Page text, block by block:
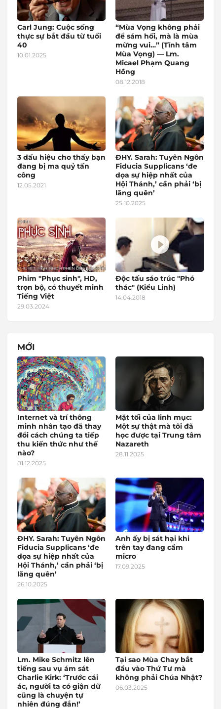
Carl Jung: Cuộc sống
thực sự bắt đầu từ tuổi
40
10.01.2025
“Mùa Vọng không phải
để sám hối, mà là mùa
mừng vui…” (Tĩnh tâm
Mùa Vọng) — Lm.
Micael Phạm Quang
Hồng
08.12.2018
3 dấu hiệu cho thấy bạn
đang bị ma quỷ tấn
công
12.05.2021
ĐHY. Sarah: Tuyên Ngôn
Fiducia Supplicans ‘đe
dọa sự hiệp nhất của
Hội Thánh,’ cần phải ‘bị
lãng quên’
25.10.2025
Phim "Phục sinh", HD,
trọn bộ, có thuyết minh
Tiếng Việt
29.03.2024
Độc tấu sáo trúc "Phó
thác" (Kiều Linh)
14.04.2018
MỚI
Internet và trí thông
minh nhân tạo đã thay
đổi cách chúng ta tiếp
thu kiến thức như thế
nào?
01.12.2025
Mặt tối của linh mục:
Một sự thật mà tôi đã
học được tại Trung tâm
Nazareth
28.11.2025
ĐHY. Sarah: Tuyên Ngôn
Fiducia Supplicans ‘đe
dọa sự hiệp nhất của
Hội Thánh,’ cần phải ‘bị
lãng quên’
26.10.2025
Anh ấy bị sát hại khi
trên tay đang cầm
micro
17.09.2025
Lm. Mike Schmitz lên
tiếng sau vụ ám sát
Charlie Kirk: ‘Trước cái
ác, người ta có giận dữ
cũng là chuyện tự
nhiên đúng đắn!’
Tại sao Mùa Chay bắt
đầu vào Thứ Tư mà
không phải Chúa Nhật?
06.03.2025